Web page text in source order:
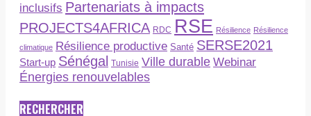
inclusifs Partenariats à impacts
PROJECTS4AFRICA RDC RSE Résilience Résilience
climatique Résilience productive Santé SERSE2021
Start-up Sénégal Tunisie Ville durable Webinar
Énergies renouvelables
RECHERCHER